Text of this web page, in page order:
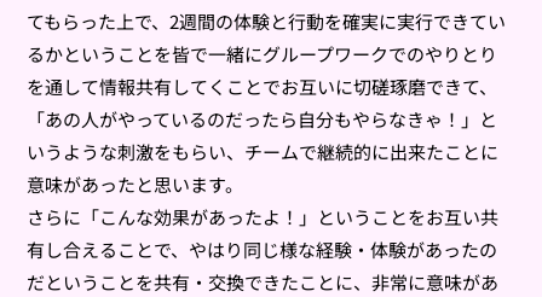
てもらった上で、2週間の体験と行動を確実に実行できてい
るかということを皆で一緒にグループワークでのやりとり
を通して情報共有してくことでお互いに切磋琢磨できて、
「あの人がやっているのだったら自分もやらなきゃ！」と
いうような刺激をもらい、チームで継続的に出来たことに
意味があったと思います。
さらに「こんな効果があったよ！」ということをお互い共
有し合えることで、やはり同じ様な経験・体験があったの
だということを共有・交換できたことに、非常に意味があ